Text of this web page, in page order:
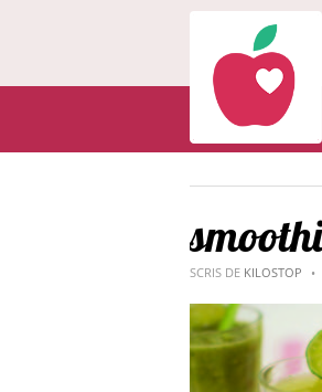
SCRIS DE KILOSTOP